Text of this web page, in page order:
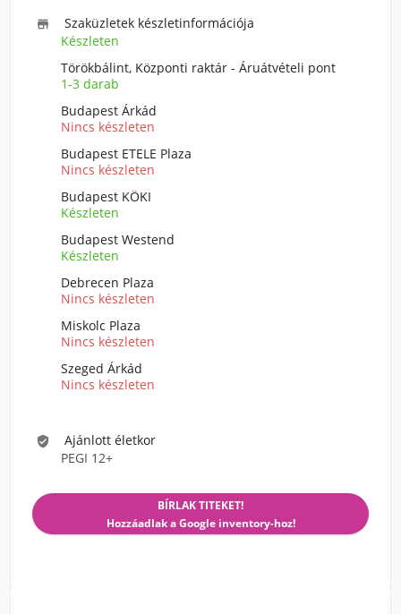

Szaküzletek készletinformációja
Készleten
Törökbálint, Központi raktár - Áruátvételi pont
1-3 darab
Budapest Árkád
Nincs készleten
Budapest ETELE Plaza
Nincs készleten
Budapest KÖKI
Készleten
Budapest Westend
Készleten
Debrecen Plaza
Nincs készleten
Miskolc Plaza
Nincs készleten
Szeged Árkád
Nincs készleten

Ajánlott életkor
PEGI 12+
BÍRLAK TITEKET!
Hozzáadlak a Google inventory-hoz!